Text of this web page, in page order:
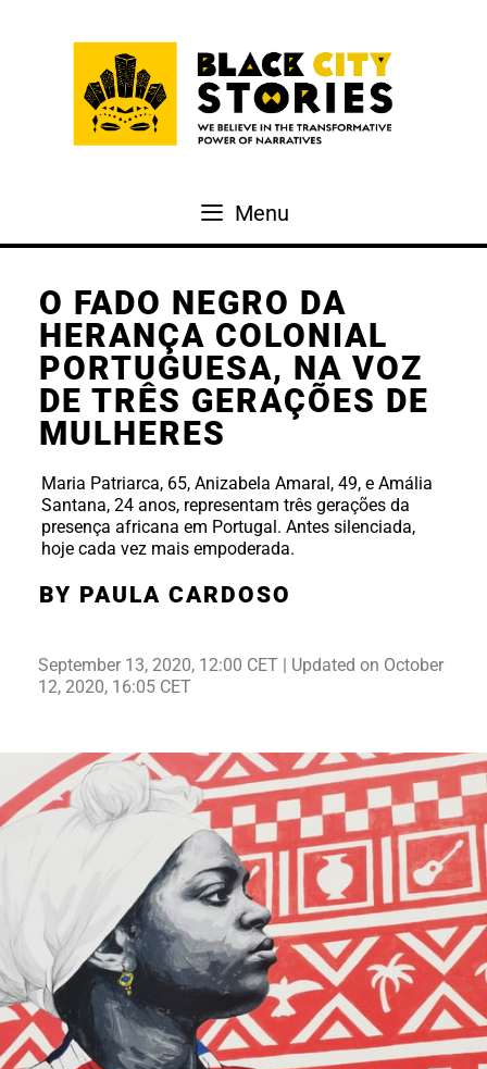
Menu
O FADO NEGRO DA
HERANÇA COLONIAL
PORTUGUESA, NA VOZ
DE TRÊS GERAÇÕES DE
MULHERES
Maria Patriarca, 65, Anizabela Amaral, 49, e Amália
Santana, 24 anos, representam três gerações da
presença africana em Portugal. Antes silenciada,
hoje cada vez mais empoderada.
BY PAULA CARDOSO
September 13, 2020, 12:00 CET | Updated on October
12, 2020, 16:05 CET